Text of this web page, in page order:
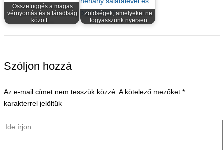
Összefüggés a magas
vérnyomás és a fáradtság
között…
Zöldségek, amelyeket ne
fogyasszunk nyersen
Szóljon hozzá
Az e-mail címet nem tesszük közzé. A kötelező mezőket *
karakterrel jelöltük
Ide